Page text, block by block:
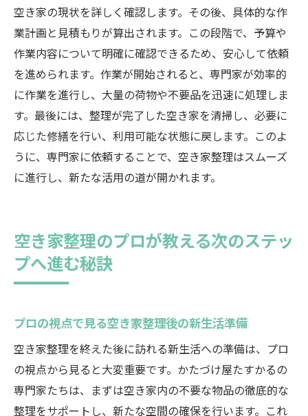
空き家の現状を詳しく確認します。その後、具体的な作
業計画と見積もりが算出されます。この段階で、予算や
作業内容について明確に確認できるため、安心して依頼
を進められます。作業が開始されると、専門家が効率的
に作業を進行し、大量の荷物や不要品を迅速に処理しま
す。最後には、整理が完了した空き家を清掃し、必要に
応じた修繕を行い、利用可能な状態に戻します。このよ
うに、専門家に依頼することで、空き家整理はスムーズ
に進行し、新たな活用の道が開かれます。
空き家整理のプロが教える次のステッ
プへ進む秘訣
プロの視点で見る空き家整理後の新生活準備
空き家整理を終えた後に訪れる新生活への準備は、プロ
の視点から見ると大変重要です。かたづけ屋たすかるの
専門家たちは、まずは空き家内の不要な物品の徹底的な
整理をサポートし、新たな空間の確保を行います。これ